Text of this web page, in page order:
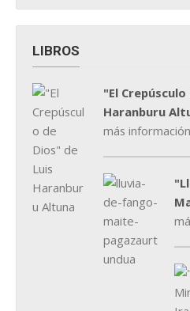
LIBROS
"El
Haranburu
más